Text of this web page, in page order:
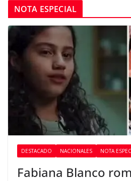
NOTA ESPECIAL
DESTACADO NACIONALES NOTA
Fabiana Blanco